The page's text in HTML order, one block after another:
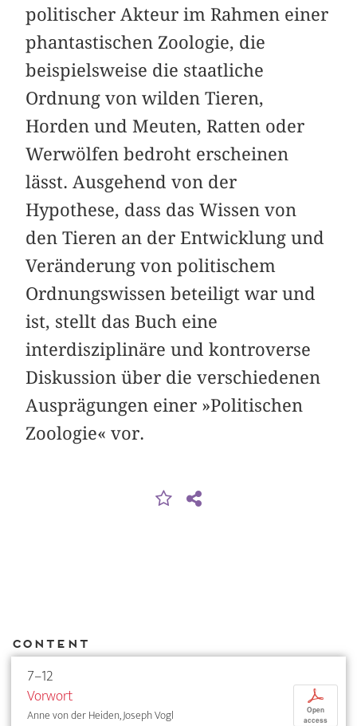
politischer Akteur im Rahmen einer
phantastischen Zoologie, die
beispielsweise die staatliche
Ordnung von wilden Tieren,
Horden und Meuten, Ratten oder
Werwölfen bedroht erscheinen
lässt. Ausgehend von der
Hypothese, dass das Wissen von
den Tieren an der Entwicklung und
Veränderung von politischem
Ordnungswissen beteiligt war und
ist, stellt das Buch eine
interdisziplinäre und kontroverse
Diskussion über die verschiedenen
Ausprägungen einer »Politischen
Zoologie« vor.
Content
7–12
Vorwort
Anne von der Heiden, Joseph Vogl
p
Open
access